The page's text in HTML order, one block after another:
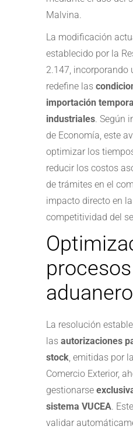
Malvina.
La modificación
establecido por la
2.147, incorporando
redefine las
importación
industriales. Según
de Economía, este
optimizar los
reducir los costos
de trámites en el
impacto directo en
competitividad del
procesos
La resolución
las autorizaciones
stock, emitidas por
Comercio Exterior,
gestionarse
sistema VUCEA.
validar